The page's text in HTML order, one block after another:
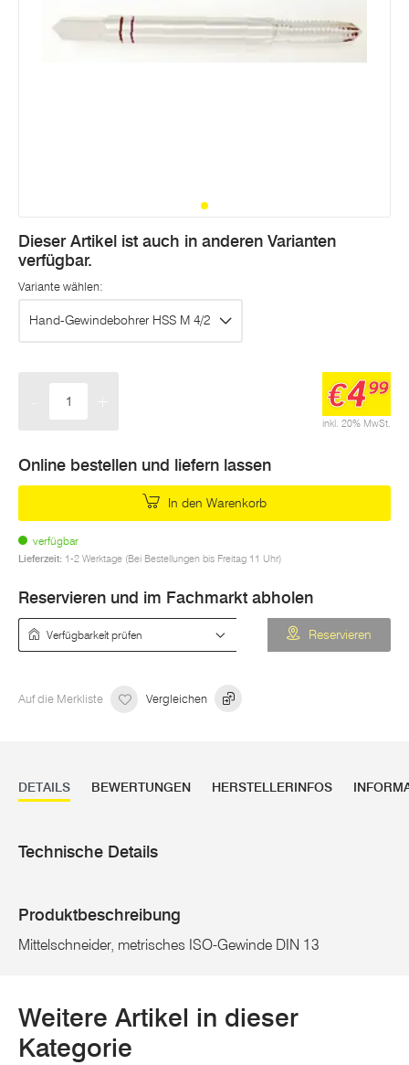
Dieser Artikel ist auch in anderen Varianten
verfügbar.
Variante wählen:
Hand-Gewindebohrer HSS M 4/2
inkl. 20% MwSt.
€499
Online bestellen und liefern lassen
In den Warenkorb
verfügbar
Lieferzeit: 1-2 Werktage (Bei Bestellungen bis Freitag 11 Uhr)
Reservieren und im Fachmarkt abholen
Reservieren
Auf die Merkliste Vergleichen
DETAILS BEWERTUNGEN HERSTELLERINFOS
Technische Details
Produktbeschreibung
Mittelschneider, metrisches ISO-Gewinde DIN 13
Weitere Artikel in dieser
Kategorie